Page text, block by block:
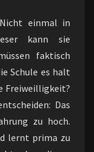
einmal in
kann sie
faktisch
Schule es halt
Freiweilligkeit?
Das
zu hoch.
lernt prima zu